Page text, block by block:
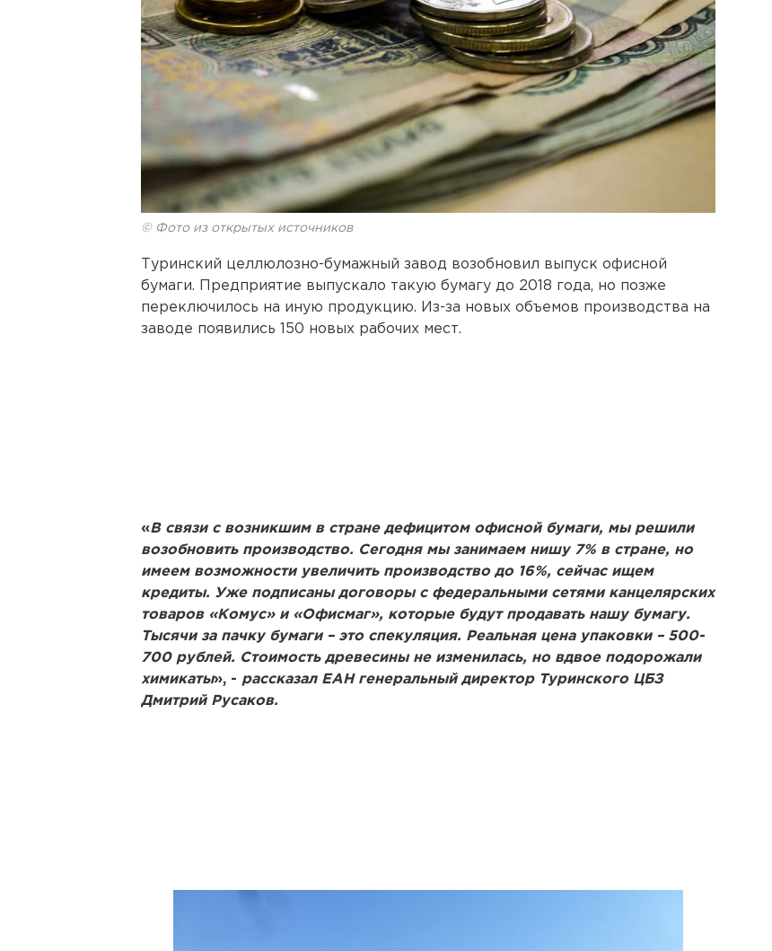
© Фото из открытых источников
Туринский целлюлозно-бумажный завод возобновил выпуск офисной
бумаги. Предприятие выпускало такую бумагу до 2018 года, но позже
переключилось на иную продукцию. Из-за новых объемов производства на
заводе появились 150 новых рабочих мест.
«В связи с возникшим в стране дефицитом офисной бумаги, мы решили
возобновить производство. Сегодня мы занимаем нишу 7% в стране, но
имеем возможности увеличить производство до 16%, сейчас ищем
кредиты. Уже подписаны договоры с федеральными сетями канцелярских
товаров «Комус» и «Офисмаг», которые будут продавать нашу бумагу.
Тысячи за пачку бумаги – это спекуляция. Реальная цена упаковки – 500-
700 рублей. Стоимость древесины не изменилась, но вдвое подорожали
химикаты», - рассказал ЕАН генеральный директор Туринского ЦБЗ
Дмитрий Русаков.